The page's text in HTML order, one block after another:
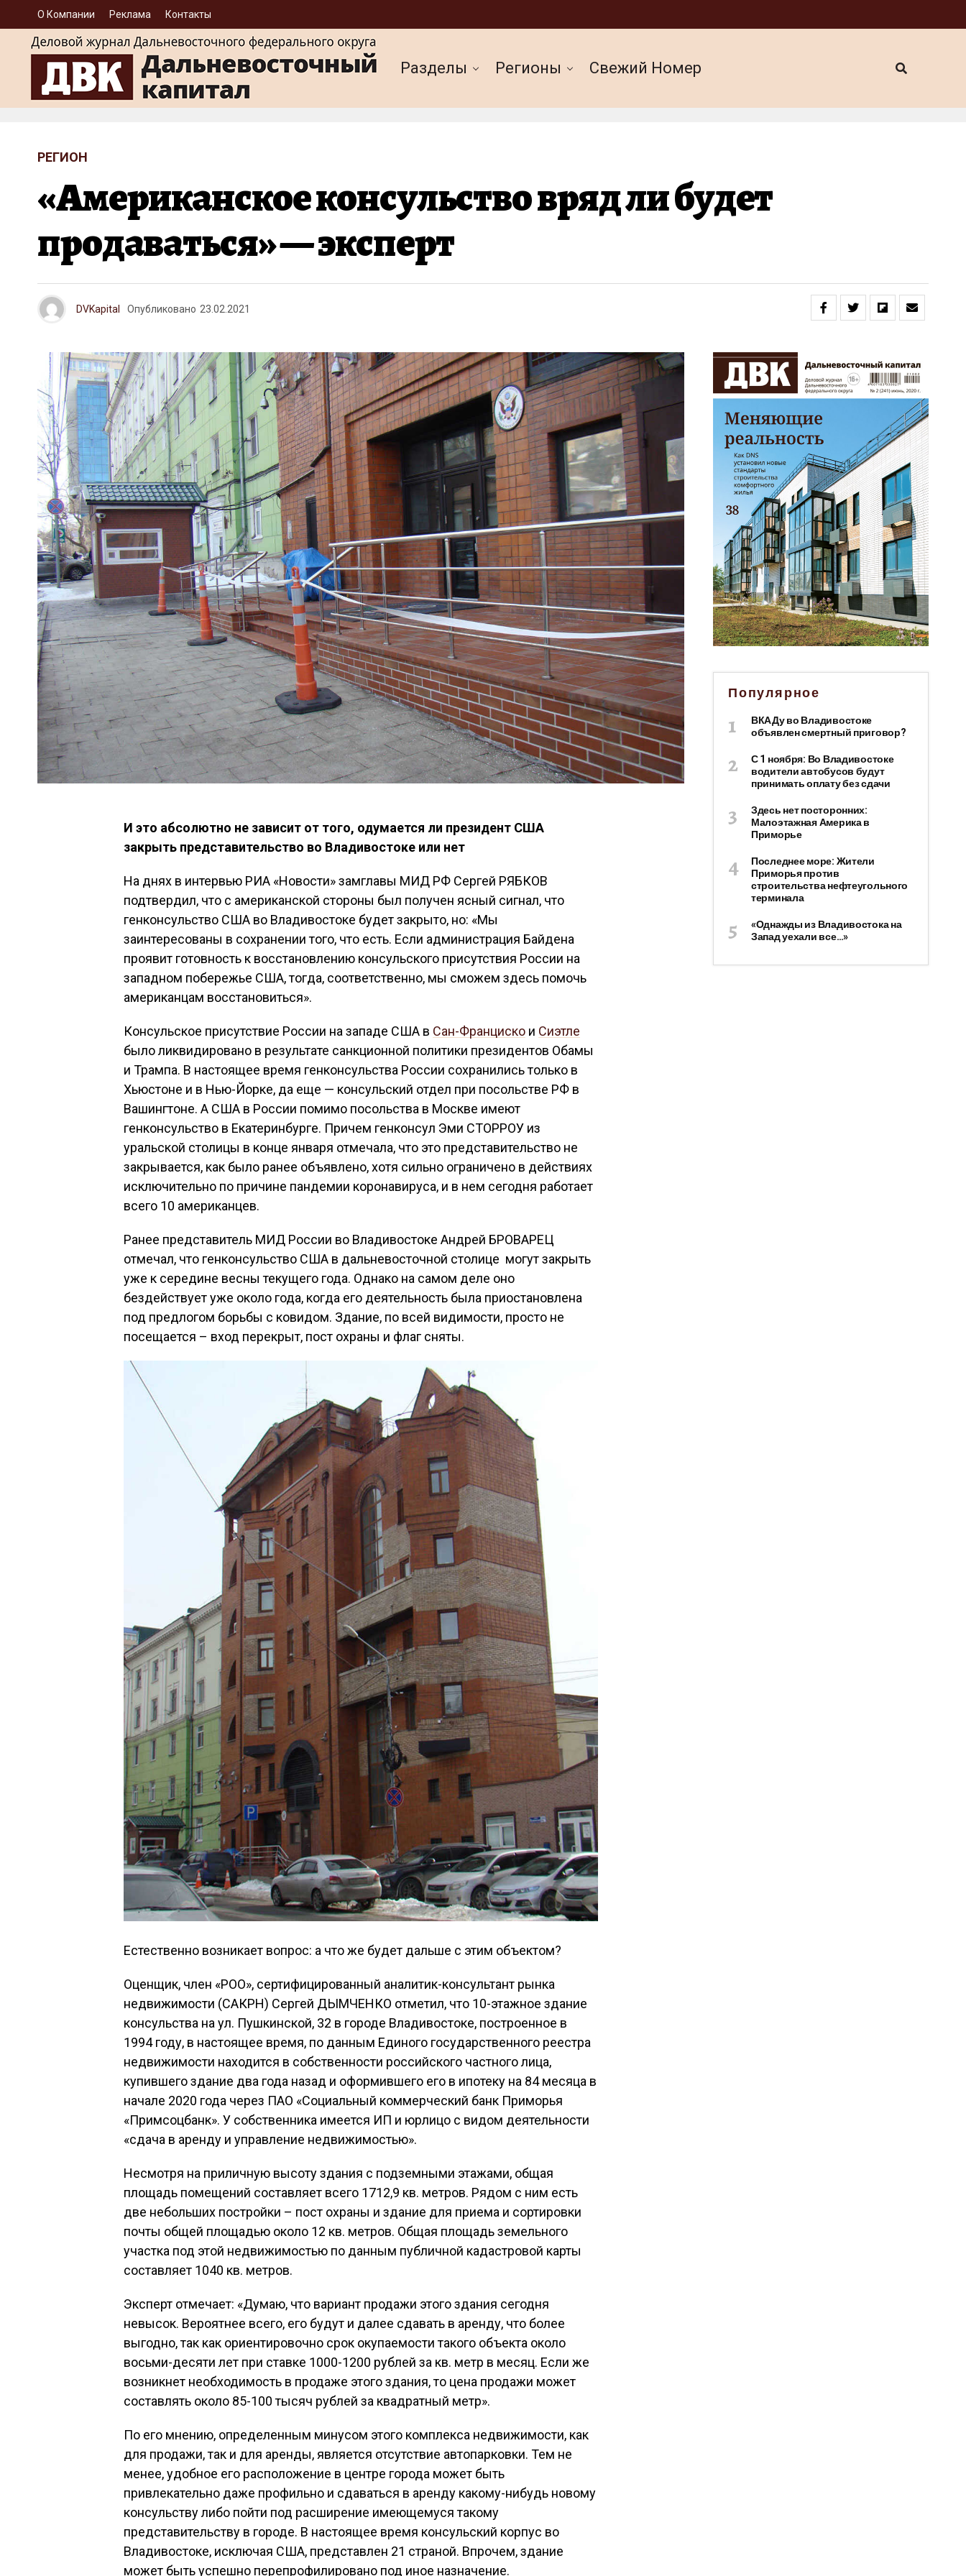
О Компании Реклама Контакты
Разделы Регионы Cвежий Номер
РЕГИОН
«Американское консульство вряд ли будет
продаваться» — эксперт
DVKapital Опубликовано 23.02.2021
И это абсолютно не зависит от того, одумается ли президент США
закрыть представительство во Владивостоке или нет
На днях в интервью РИА «Новости» замглавы МИД РФ Сергей РЯБКОВ
подтвердил, что с американской стороны был получен ясный сигнал, что
генконсульство США во Владивостоке будет закрыто, но: «Мы
заинтересованы в сохранении того, что есть. Если администрация Байдена
проявит готовность к восстановлению консульского присутствия России на
западном побережье США, тогда, соответственно, мы сможем здесь помочь
американцам восстановиться».
Консульское присутствие России на западе США в Сан-Франциско и Сиэтле
было ликвидировано в результате санкционной политики президентов Обамы
и Трампа. В настоящее время генконсульства России сохранились только в
Хьюстоне и в Нью-Йорке, да еще — консульский отдел при посольстве РФ в
Вашингтоне. А США в России помимо посольства в Москве имеют
генконсульство в Екатеринбурге. Причем генконсул Эми СТОРРОУ из
уральской столицы в конце января отмечала, что это представительство не
закрывается, как было ранее объявлено, хотя сильно ограничено в действиях
исключительно по причине пандемии коронавируса, и в нем сегодня работает
всего 10 американцев.
Ранее представитель МИД России во Владивостоке Андрей БРОВАРЕЦ
отмечал, что генконсульство США в дальневосточной столице могут закрыть
уже к середине весны текущего года. Однако на самом деле оно
бездействует уже около года, когда его деятельность была приостановлена
под предлогом борьбы с ковидом. Здание, по всей видимости, просто не
посещается – вход перекрыт, пост охраны и флаг сняты.
Естественно возникает вопрос: а что же будет дальше с этим объектом?
Оценщик, член «РОО», сертифицированный аналитик-консультант рынка
недвижимости (САКРН) Сергей ДЫМЧЕНКО отметил, что 10-этажное здание
консульства на ул. Пушкинской, 32 в городе Владивостоке, построенное в
1994 году, в настоящее время, по данным Единого государственного реестра
недвижимости находится в собственности российского частного лица,
купившего здание два года назад и оформившего его в ипотеку на 84 месяца в
начале 2020 года через ПАО «Социальный коммерческий банк Приморья
«Примсоцбанк». У собственника имеется ИП и юрлицо с видом деятельности
«сдача в аренду и управление недвижимостью».
Несмотря на приличную высоту здания с подземными этажами, общая
площадь помещений составляет всего 1712,9 кв. метров. Рядом с ним есть
две небольших постройки – пост охраны и здание для приема и сортировки
почты общей площадью около 12 кв. метров. Общая площадь земельного
участка под этой недвижимостью по данным публичной кадастровой карты
составляет 1040 кв. метров.
Эксперт отмечает: «Думаю, что вариант продажи этого здания сегодня
невысок. Вероятнее всего, его будут и далее сдавать в аренду, что более
выгодно, так как ориентировочно срок окупаемости такого объекта около
восьми-десяти лет при ставке 1000-1200 рублей за кв. метр в месяц. Если же
возникнет необходимость в продаже этого здания, то цена продажи может
составлять около 85-100 тысяч рублей за квадратный метр».
По его мнению, определенным минусом этого комплекса недвижимости, как
для продажи, так и для аренды, является отсутствие автопарковки. Тем не
менее, удобное его расположение в центре города может быть
привлекательно даже профильно и сдаваться в аренду какому-нибудь новому
консульству либо пойти под расширение имеющемуся такому
представительству в городе. В настоящее время консульский корпус во
Владивостоке, исключая США, представлен 21 страной. Впрочем, здание
может быть успешно перепрофилировано под иное назначение.
Популярное
ВКАДу во Владивостоке
объявлен смертный приговор?
С 1 ноября: Во Владивостоке
водители автобусов будут
принимать оплату без сдачи
Здесь нет посторонних:
Малоэтажная Америка в
Приморье
Последнее море: Жители
Приморья против
строительства нефтеугольного
терминала
«Однажды из Владивостока на
Запад уехали все…»